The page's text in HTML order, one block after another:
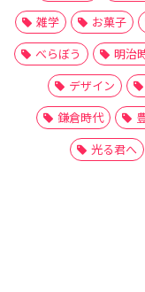
雑学
お菓子
べらぼう
明治
デザイン
鎌倉時代
光る君へ